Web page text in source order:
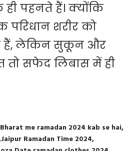
ही पहनते हैं। क्योंकि
शरीर को
हैं, लेकिन सुकून और
तो सफेद लिबास में ही
Bharat me ramadan 2024 kab se hai
Jaipur Ramadan Time 2024